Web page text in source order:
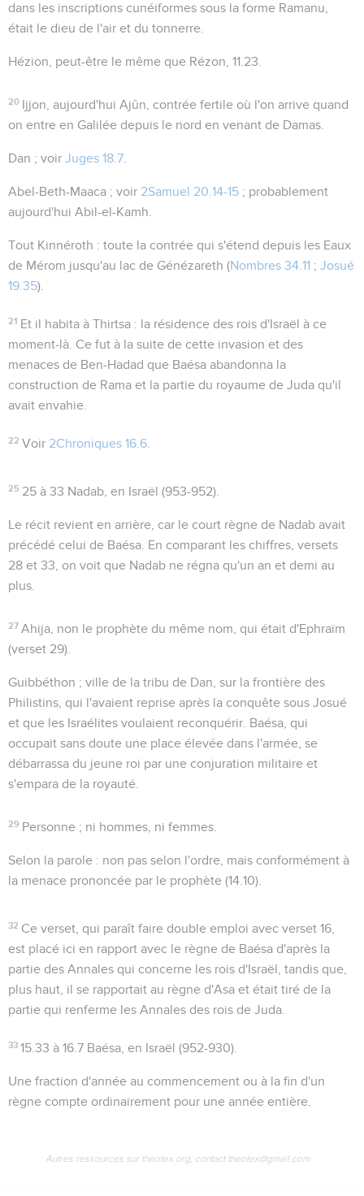
dans les inscriptions cunéiformes sous la forme Ramanu,
était le dieu de l'air et du tonnerre.
Hézion , peut-être le même que Rézon, 11.23
20 Ijjon , aujourd'hui Ajûn, contrée fertile où l'on arrive quand
on entre en Galilée depuis le nord en venant de Damas.
Dan ; voir Juges 18.7
Abel-Beth-Maaca ; voir 2Samuel 20.14-15 ; probablement
aujourd'hui Abil-el-Kamh.
Tout Kinnéroth : toute la contrée qui s'étend depuis les Eaux
de Mérom jusqu'au lac de Génézareth (Nombres 34.11 ; Josué
19.35).
21 Et il habita à Thirtsa : la résidence des rois d'Israël à ce
moment-là. Ce fut à la suite de cette invasion et des
menaces de Ben-Hadad que Baésa abandonna la
construction de Rama et la partie du royaume de Juda qu'il
avait envahie.
22 Voir 2Chroniques 16.6
25 25 à 33 Nadab, en Israël (953-952).
Le récit revient en arrière, car le court règne de Nadab avait
précédé celui de Baésa. En comparant les chiffres, versets
28 et 33, on voit que Nadab ne régna qu'un an et demi au
plus.
27 Ahija , non le prophète du même nom, qui était d'Ephraïm
(verset 29).
Guibbéthon ; ville de la tribu de Dan, sur la frontière des
Philistins, qui l'avaient reprise après la conquête sous Josué
et que les Israélites voulaient reconquérir. Baésa, qui
occupait sans doute une place élevée dans l'armée, se
débarrassa du jeune roi par une conjuration militaire et
s'empara de la royauté.
29 Personne ; ni hommes, ni femmes.
Selon la parole : non pas selon l'ordre, mais conformément à
la menace prononcée par le prophète (14.10).
32 Ce verset, qui paraît faire double emploi avec verset 16,
est placé ici en rapport avec le règne de Baésa d'après la
partie des Annales qui concerne les rois d'Israël, tandis que,
plus haut, il se rapportait au règne d'Asa et était tiré de la
partie qui renferme les Annales des rois de Juda.
33 15.33 à 16.7 Baésa, en Israël (952-930).
Une fraction d'année au commencement ou à la fin d'un
règne compte ordinairement pour une année entière.
Autres ressources sur theotex.org, contact theotex@gmail.com